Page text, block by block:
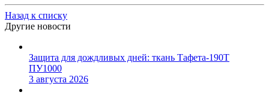
Назад к списку
Другие новости
Защита для дождливых дней: ткань Тафета-190Т
ПУ1000
3 августа 2026